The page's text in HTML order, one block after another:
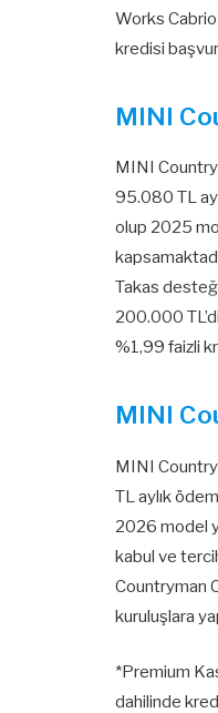
Works Cabrio
kredisi
MINI
MINI
95.080 TL
olup 2025
Takas
200.000
%1,99 faizli
MINI
MINI
TL aylık
2026 model
kabul ve
Countryman
kuruluşlara
*Premium
dahilinde